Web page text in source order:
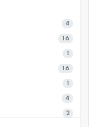
4
16
1
16
1
4
2